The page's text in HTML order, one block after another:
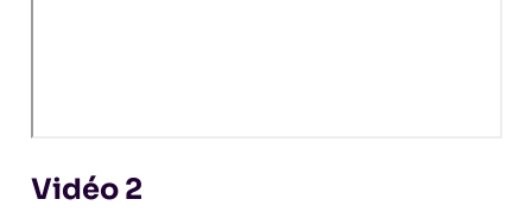
Vidéo 2